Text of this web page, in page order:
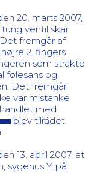
20. marts 2007,
ventil skar
fremgår af
2. fingers
som strakte
følesans og
Det fremgår
var mistanke
med
blev tilrådet
13. april 2007, at
sygehus Y, på